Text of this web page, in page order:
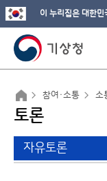
이 누리집은 대한
참여·소통 소
토론
자유토론